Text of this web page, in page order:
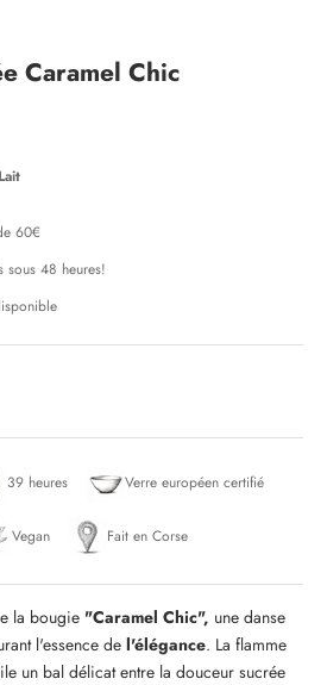
Caramel Chic
Lait
60€
sous 48 heures!
39 heures Verre européen certifié
Vegan Fait en Corse
la bougie "Caramel Chic", une danse
l'essence del'élégance. La flamme
un bal délicat entre la douceur sucrée